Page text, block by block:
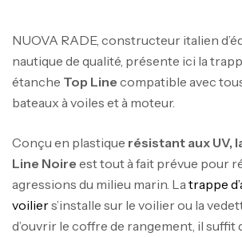
NUOVA RADE, constructeur italien
nautique de qualité, présente ici la
étanche Top Line compatible avec
bateaux à voiles et à moteur.
Conçu en plastique résistant aux UV,
Line Noire est tout à fait prévue pour
agressions du milieu marin. La trappe
voiliers’installe sur le voilier ou la
d’ouvrir le coffre de rangement, il suffit